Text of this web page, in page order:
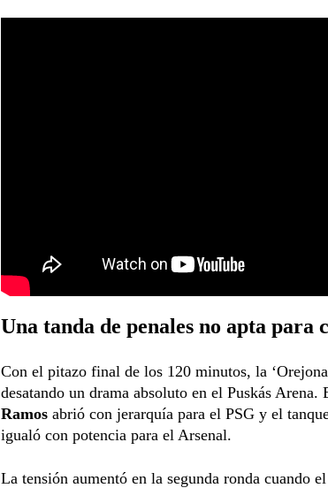
Una tanda de penales no apta para
Con el pitazo final de los 120 minutos, la
desatando un drama absoluto en el Puskás Arena.
Ramos abrió con jerarquía para el PSG y el
igualó con potencia para el Arsenal.
La tensión aumentó en la segunda ronda cuando